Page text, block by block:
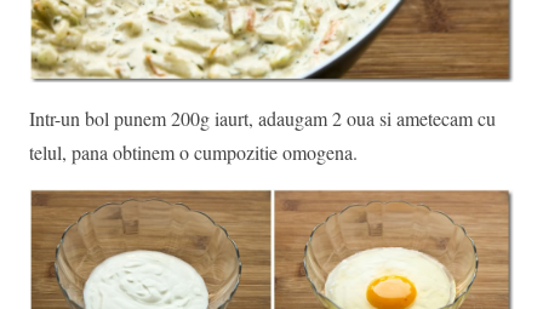
Intr-un bol punem 200g iaurt, adaugam 2 oua si ametecam cu
telul, pana obtinem o cumpozitie omogena.